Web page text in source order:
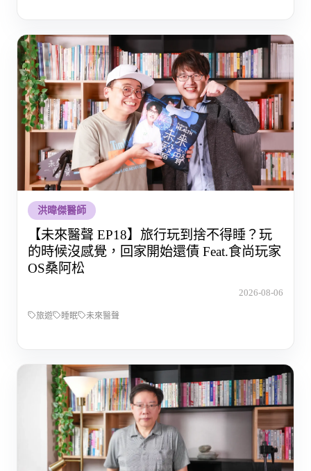
洪暐傑醫師
【未來醫聲 EP18】旅行玩到捨不得睡？玩
的時候沒感覺，回家開始還債 Feat.食尚玩家
OS桑阿松
2026-08-06
旅遊 睡眠 未來醫聲